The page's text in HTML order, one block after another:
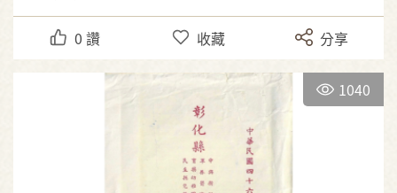
0 讚 收藏 分享
1040